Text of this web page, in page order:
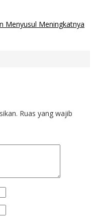
Menyusul Meningkatnya
Ruas yang wajib